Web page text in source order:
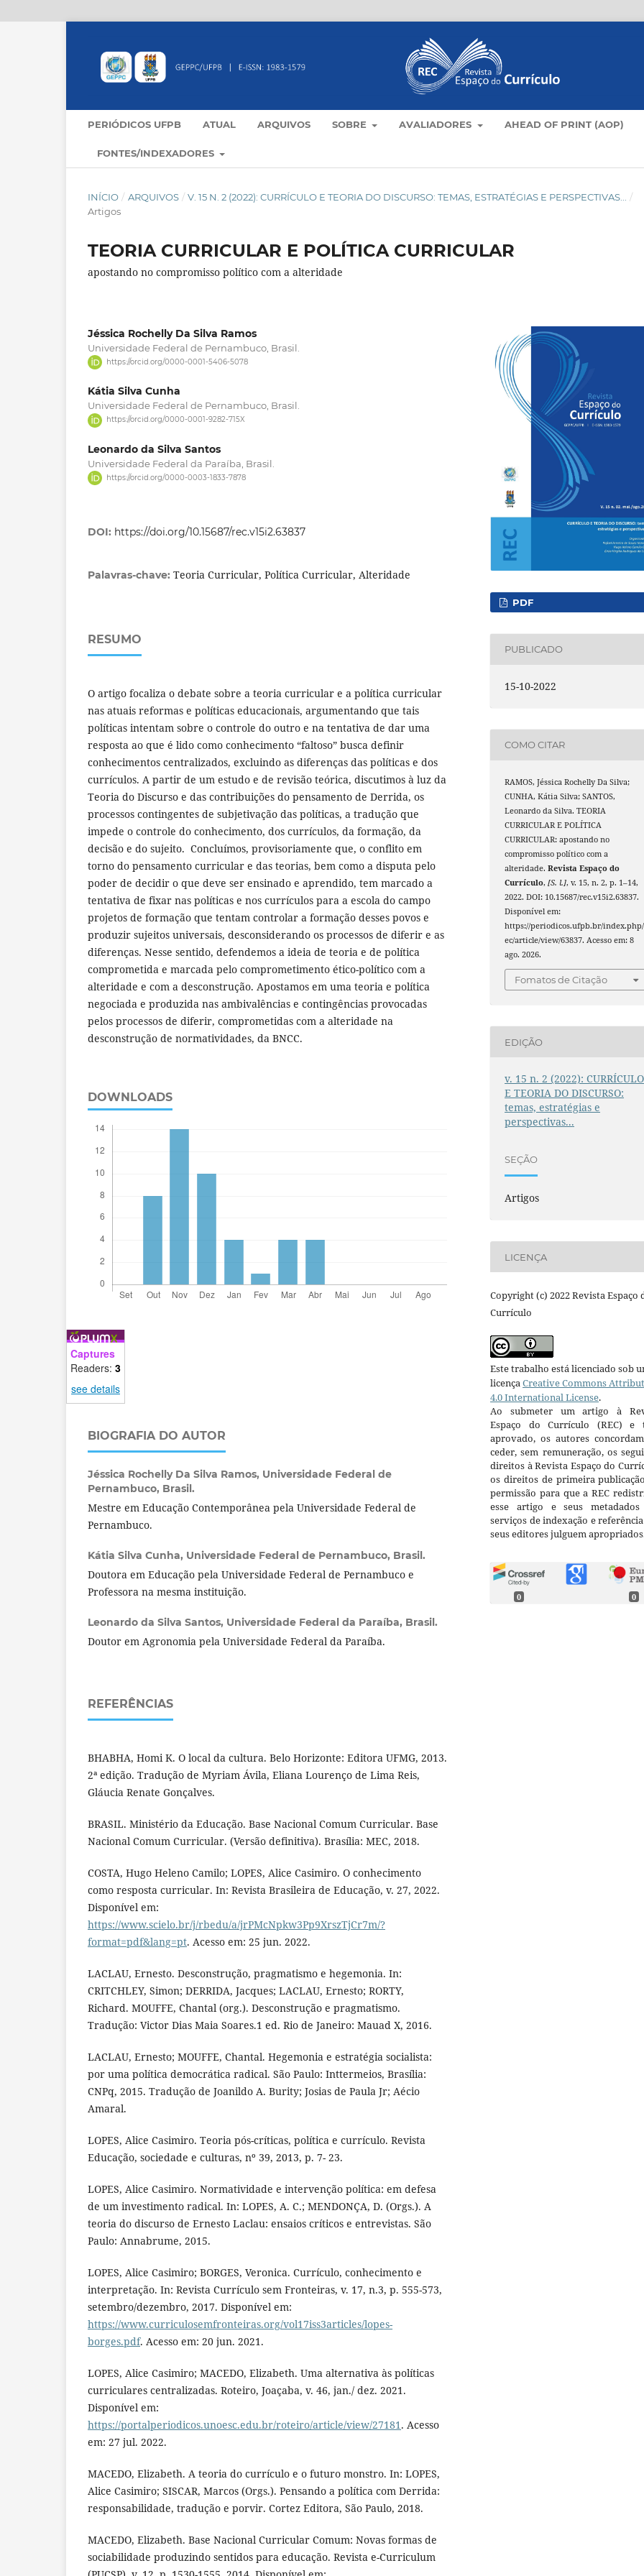
PERIÓDICOS UFPB ATUAL ARQUIVOS SOBRE AVALIADORES AHEAD OF PRINT (AOP)
FONTES/INDEXADORES
INÍCIO / ARQUIVOS / V. 15 N. 2 (2022): CURRÍCULO E TEORIA DO DISCURSO: TEMAS, ESTRATÉGIAS E PERSPECTIVAS...
/
Artigos
TEORIA CURRICULAR E POLÍTICA CURRICULAR
apostando no compromisso político com a alteridade
Jéssica Rochelly Da Silva Ramos
Universidade Federal de Pernambuco, Brasil.
https://orcid.org/0000-0001-5406-5078
Kátia Silva Cunha
Universidade Federal de Pernambuco, Brasil.
https://orcid.org/0000-0001-9282-715X
Leonardo da Silva Santos
Universidade Federal da Paraíba, Brasil.
https://orcid.org/0000-0003-1833-7878
DOI: https://doi.org/10.15687/rec.v15i2.63837
Palavras-chave: Teoria Curricular, Política Curricular, Alteridade
RESUMO
O artigo focaliza o debate sobre a teoria curricular e a política curricular
nas atuais reformas e políticas educacionais, argumentando que tais
políticas intentam sobre o controle do outro e na tentativa de dar uma
resposta ao que é lido como conhecimento “faltoso” busca definir
conhecimentos centralizados, excluindo as diferenças das políticas e dos
currículos. A partir de um estudo e de revisão teórica, discutimos à luz da
Teoria do Discurso e das contribuições do pensamento de Derrida, os
processos contingentes de subjetivação das políticas, a tradução que
impede o controle do conhecimento, dos currículos, da formação, da
decisão e do sujeito. Concluímos, provisoriamente que, o conflito em
torno do pensamento curricular e das teorias, bem como a disputa pelo
poder de decidir o que deve ser ensinado e aprendido, tem marcado a
tentativa de fixar nas políticas e nos currículos para a escola do campo
projetos de formação que tentam controlar a formação desses povos e
produzir sujeitos universais, desconsiderando os processos de diferir e as
diferenças. Nesse sentido, defendemos a ideia de teoria e de política
comprometida e marcada pelo comprometimento ético-político com a
alteridade e com a desconstrução. Apostamos em uma teoria e política
negociada e produzida nas ambivalências e contingências provocadas
pelos processos de diferir, comprometidas com a alteridade na
desconstrução de normatividades, da BNCC.
DOWNLOADS
Captures
Readers: 3
see details
BIOGRAFIA DO AUTOR
Jéssica Rochelly Da Silva Ramos, Universidade Federal de
Pernambuco, Brasil.
Mestre em Educação Contemporânea pela Universidade Federal de
Pernambuco.
Kátia Silva Cunha, Universidade Federal de Pernambuco, Brasil.
Doutora em Educação pela Universidade Federal de Pernambuco e
Professora na mesma instituição.
Leonardo da Silva Santos, Universidade Federal da Paraíba, Brasil.
Doutor em Agronomia pela Universidade Federal da Paraíba.
REFERÊNCIAS
BHABHA, Homi K. O local da cultura. Belo Horizonte: Editora UFMG, 2013.
2ª edição. Tradução de Myriam Ávila, Eliana Lourenço de Lima Reis,
Gláucia Renate Gonçalves.
BRASIL. Ministério da Educação. Base Nacional Comum Curricular. Base
Nacional Comum Curricular. (Versão definitiva). Brasília: MEC, 2018.
COSTA, Hugo Heleno Camilo; LOPES, Alice Casimiro. O conhecimento
como resposta curricular. In: Revista Brasileira de Educação, v. 27, 2022.
Disponível em:
https://www.scielo.br/j/rbedu/a/jrPMcNpkw3Pp9XrszTjCr7m/?
format=pdf&lang=pt. Acesso em: 25 jun. 2022.
LACLAU, Ernesto. Desconstrução, pragmatismo e hegemonia. In:
CRITCHLEY, Simon; DERRIDA, Jacques; LACLAU, Ernesto; RORTY,
Richard. MOUFFE, Chantal (org.). Desconstrução e pragmatismo.
Tradução: Victor Dias Maia Soares.1 ed. Rio de Janeiro: Mauad X, 2016.
LACLAU, Ernesto; MOUFFE, Chantal. Hegemonia e estratégia socialista:
por uma política democrática radical. São Paulo: Inttermeios, Brasília:
CNPq, 2015. Tradução de Joanildo A. Burity; Josias de Paula Jr; Aécio
Amaral.
LOPES, Alice Casimiro. Teoria pós-críticas, política e currículo. Revista
Educação, sociedade e culturas, nº 39, 2013, p. 7- 23.
LOPES, Alice Casimiro. Normatividade e intervenção política: em defesa
de um investimento radical. In: LOPES, A. C.; MENDONÇA, D. (Orgs.). A
teoria do discurso de Ernesto Laclau: ensaios críticos e entrevistas. São
Paulo: Annabrume, 2015.
LOPES, Alice Casimiro; BORGES, Veronica. Currículo, conhecimento e
interpretação. In: Revista Currículo sem Fronteiras, v. 17, n.3, p. 555-573,
setembro/dezembro, 2017. Disponível em:
https://www.curriculosemfronteiras.org/vol17iss3articles/lopes-
borges.pdf. Acesso em: 20 jun. 2021.
LOPES, Alice Casimiro; MACEDO, Elizabeth. Uma alternativa às políticas
curriculares centralizadas. Roteiro, Joaçaba, v. 46, jan./ dez. 2021.
Disponível em:
https://portalperiodicos.unoesc.edu.br/roteiro/article/view/27181. Acesso
em: 27 jul. 2022.
MACEDO, Elizabeth. A teoria do currículo e o futuro monstro. In: LOPES,
Alice Casimiro; SISCAR, Marcos (Orgs.). Pensando a política com Derrida:
responsabilidade, tradução e porvir. Cortez Editora, São Paulo, 2018.
MACEDO, Elizabeth. Base Nacional Curricular Comum: Novas formas de
sociabilidade produzindo sentidos para educação. Revista e-Curriculum
PDF
PUBLICADO
15-10-2022
COMO CITAR
RAMOS, Jéssica Rochelly Da Silva;
CUNHA, Kátia Silva; SANTOS,
Leonardo da Silva. TEORIA
CURRICULAR E POLÍTICA
CURRICULAR: apostando no
compromisso político com a
alteridade.Revista Espaço do
Currículo,[S. l.], v. 15, n. 2, p. 1–14,
2022. DOI: 10.15687/rec.v15i2.63837.
Disponível em:
https://periodicos.ufpb.br/
ec/article/view/63837. Acesso em: 8
ago. 2026.
Fomatos de Citação
EDIÇÃO
v. 15 n. 2 (2022): CURRÍCULO
E TEORIA DO DISCURSO:
temas, estratégias e
perspectivas...
SEÇÃO
Artigos
LICENÇA
Copyright (c) 2022 Revista Espaço
Currículo
Este trabalho está licenciado sob
licençaCreative Commons
4.0 International License.
Ao submeter um artigo à
Espaço do Currículo (REC) e
aprovado, os autores
ceder, sem remuneração, os
direitos à Revista Espaço do
os direitos de primeira
permissão para que a REC
esse artigo e seus metadados
serviços de indexação e
seus editores julguem
0 0